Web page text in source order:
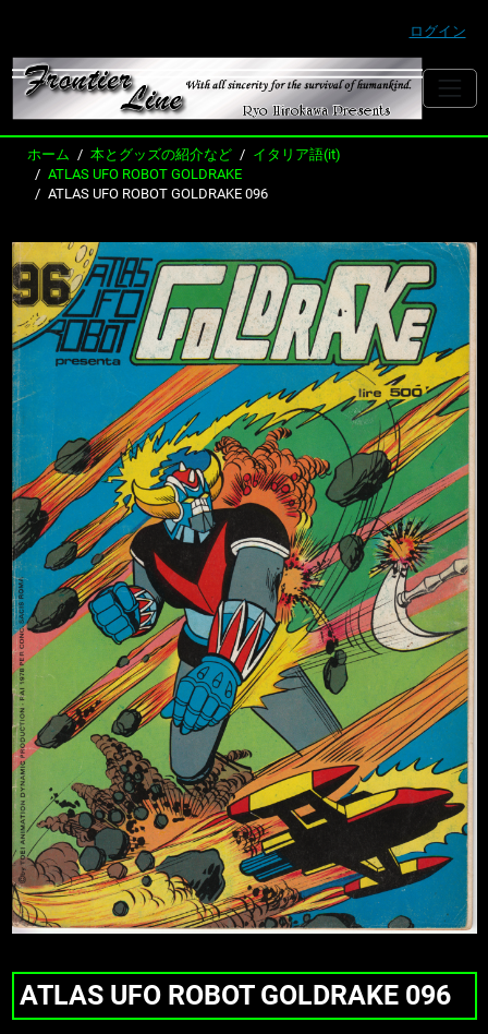
ログイン
ホーム 本とグッズの紹介など
イタリア語(it)
ATLAS UFO ROBOT GOLDRAKE
ATLAS UFO ROBOT GOLDRAKE 096
ATLAS UFO ROBOT GOLDRAKE 096